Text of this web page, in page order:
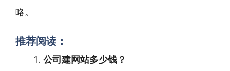
略。
推荐阅读：
公司建网站多少钱？